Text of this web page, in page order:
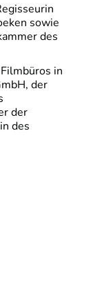
sowie
des
in
der
der
des